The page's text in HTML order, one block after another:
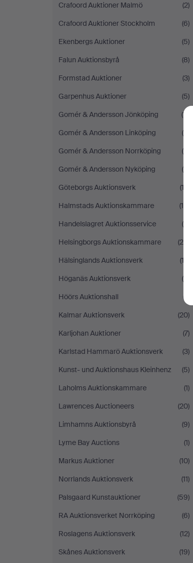
Crafoord Auktioner Malmö
(2)
Crafoord Auktioner Stockholm
(6)
Ekenbergs Auktioner
(5)
Falun Auktionsbyrå
(8)
Formstad Auktioner
(3)
Garpenhus Auktioner
(5)
Gomér & Andersson Jönköping
(11)
Gomér & Andersson Linköping
(4)
Gomér & Andersson Norrköping
(5)
Gomér & Andersson Nyköping
(4)
Göteborgs Auktionsverk
(12)
Halmstads Auktionskammare
(14)
Handelslagret Auktionsservice
(8)
Helsingborgs Auktionskammare
(28)
Hälsinglands Auktionsverk
(12)
Höganäs Auktionsverk
(5)
Höörs Auktionshall
(7)
Kalmar Auktionsverk
(20)
Karljohan Auktioner
(7)
Karlstad Hammarö Auktionsverk
(3)
Kunst- und Auktionshaus Kleinhenz
(5)
Laholms Auktionskammare
(1)
Lawrences Auctioneers
(20)
Limhamns Auktionsbyrå
(9)
Lyme Bay Auctions
(1)
Markus Auktioner
(10)
Norrlands Auktionsverk
(11)
Palsgaard Kunstauktioner
(59)
RA Auktionsverket Norrköping
(6)
Roslagens Auktionsverk
(12)
Skånes Auktionsverk
(19)